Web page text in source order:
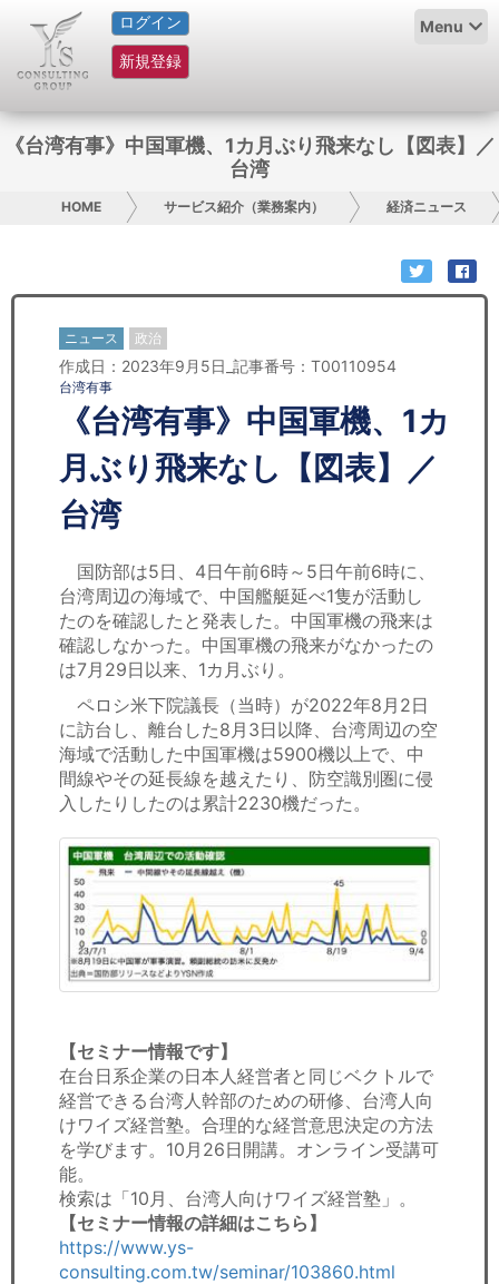
ログイン
新規登録
Menu
HOME
サービス紹介
コラム
お問い合わせ
日本人にPR
コンサルティング
リサーチ
セミナー
労務顧問
ＩＴ
飲食店情報
《台湾有事》中国軍機、1カ月ぶり飛来なし【図表】／
台湾
HOME サービス紹介（業務案内） 経済ニュース
ニュース 政治
作成日：2023年9月5日_記事番号：T00110954
台湾有事
《台湾有事》中国軍機、1カ
月ぶり飛来なし【図表】／
台湾
国防部は5日、4日午前6時～5日午前6時に、
台湾周辺の海域で、中国艦艇延べ1隻が活動し
たのを確認したと発表した。中国軍機の飛来は
確認しなかった。中国軍機の飛来がなかったの
は7月29日以来、1カ月ぶり。
ペロシ米下院議長（当時）が2022年8月2日
に訪台し、離台した8月3日以降、台湾周辺の空
海域で活動した中国軍機は5900機以上で、中
間線やその延長線を越えたり、防空識別圏に侵
入したりしたのは累計2230機だった。
【セミナー情報です】
在台日系企業の日本人経営者と同じベクトルで
経営できる台湾人幹部のための研修、台湾人向
けワイズ経営塾。合理的な経営意思決定の方法
を学びます。10月26日開講。オンライン受講可
能。
検索は「10月、台湾人向けワイズ経営塾」。
【セミナー情報の詳細はこちら】
https://www.ys-
consulting.com.tw/seminar/103860.html